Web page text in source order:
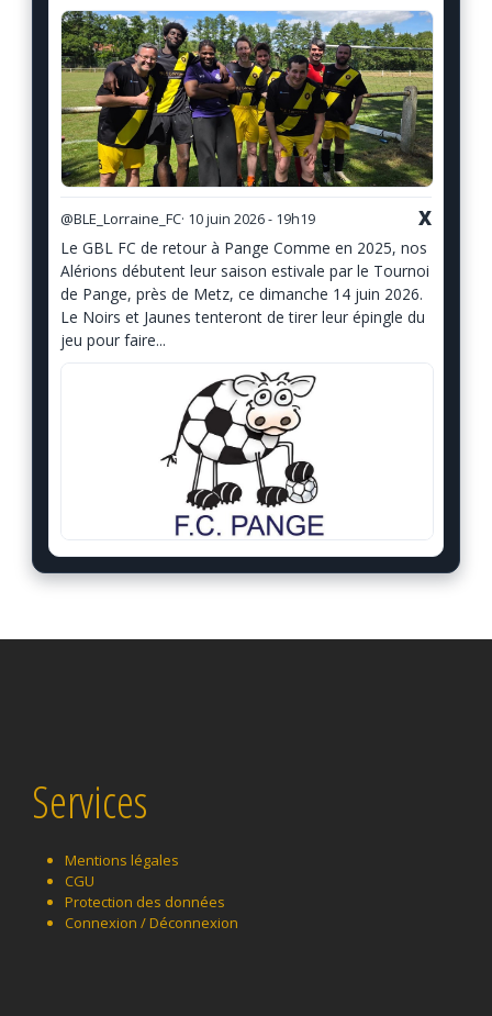
@BLE_Lorraine_FC· 10 juin 2026 - 19h19 X
Le GBL FC de retour à Pange Comme en 2025, nos
Alérions débutent leur saison estivale par le Tournoi
de Pange, près de Metz, ce dimanche 14 juin 2026.
Le Noirs et Jaunes tenteront de tirer leur épingle du
jeu pour faire...
Services
Mentions légales
CGU
Protection des données
Connexion / Déconnexion